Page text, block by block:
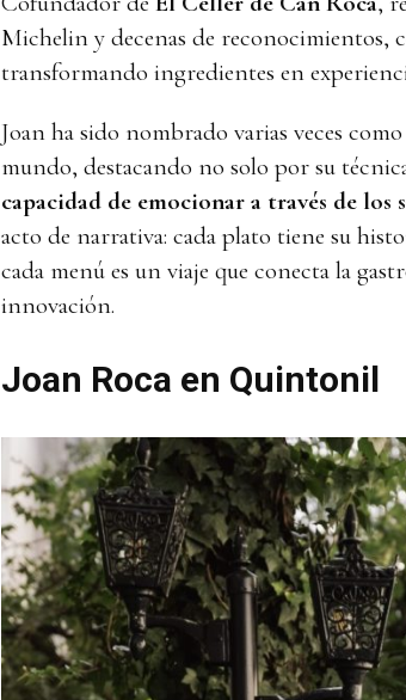
Michelin y decenas de reconocimientos,
transformando ingredientes en
Joan ha sido nombrado varias veces
mundo, destacando no solo por su
capacidad de emocionar a través de los
acto de narrativa: cada plato tiene su
cada menú es un viaje que conecta la
innovación.
Joan Roca en Quintonil